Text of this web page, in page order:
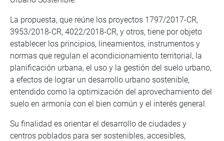
La propuesta, que reúne los proyectos 1797/2017-CR,
3953/2018-CR, 4022/2018-CR, y otros, tiene por objeto
establecer los principios, lineamientos, instrumentos y
normas que regulan el acondicionamiento territorial, la
planificación urbana, el uso y la gestión del suelo urbano,
a efectos de lograr un desarrollo urbano sostenible,
entendido como la optimización del aprovechamiento del
suelo en armonía con el bien común y el interés general.
Su finalidad es orientar el desarrollo de ciudades y
centros poblados para ser sostenibles, accesibles,